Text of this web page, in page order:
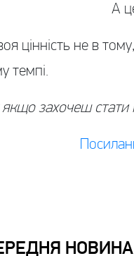
А
цінність не в
темпі.
захочеш
НОВИНА